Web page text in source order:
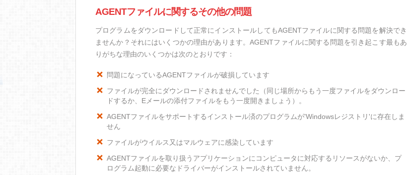
AGENTファイルに関するその他の問題
プログラムをダウンロードして正常にインストールしてもAGENTファイルに関する問題を解決でき
ませんか？それにはいくつかの理由があります。AGENTファイルに関する問題を引き起こす最もあ
りがちな理由のいくつかは次のとおりです：
問題になっているAGENTファイルが破損しています
ファイルが完全にダウンロードされませんでした（同じ場所からもう一度ファイルをダウンロー
ドするか、Eメールの添付ファイルをもう一度開きましょう）。
AGENTファイルをサポートするインストール済のプログラムが'Windowsレジストリ'に存在しま
せん
ファイルがウイルス又はマルウェアに感染しています
AGENTファイルを取り扱うアプリケーションにコンピュータに対応するリソースがないか、プ
ログラム起動に必要なドライバーがインストールされていません。